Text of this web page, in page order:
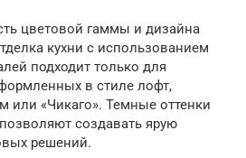
цветовой гаммы и дизайна
кухни с использованием
подходит только для
в стиле лофт,
или «Чикаго». Темные оттенки
создавать ярую
решений.